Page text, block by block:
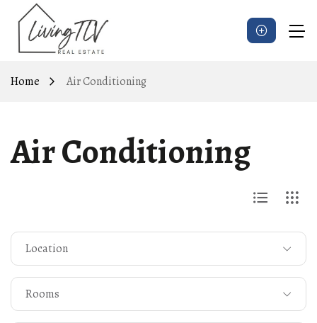
Home Air Conditioning
Air Conditioning
Location
Rooms